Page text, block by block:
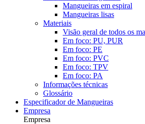
Mangueiras em espiral
Mangueiras lisas
Materiais
Visão geral de todos os
Em foco: PU, PUR
Em foco: PE
Em foco: PVC
Em foco: TPV
Em foco: PA
Informações técnicas
Glossário
Especificador de Mangueiras
Empresa
Empresa